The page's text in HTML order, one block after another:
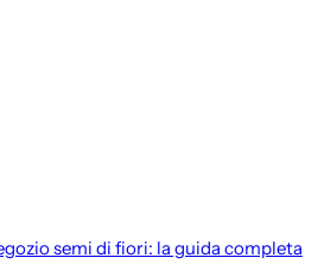
semi di fiori: la guida completa